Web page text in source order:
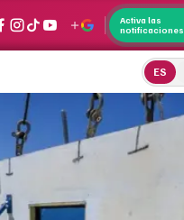
Activa las
notificaciones
ES